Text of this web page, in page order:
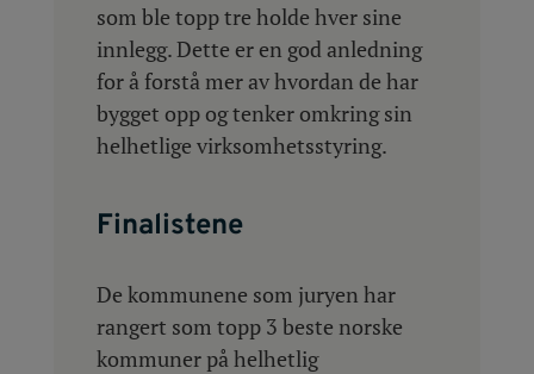
som ble topp tre holde hver sine
innlegg. Dette er en god anledning
for å forstå mer av hvordan de har
bygget opp og tenker omkring sin
helhetlige virksomhetsstyring.
Finalistene
De kommunene som juryen har
rangert som topp 3 beste norske
kommuner på helhetlig